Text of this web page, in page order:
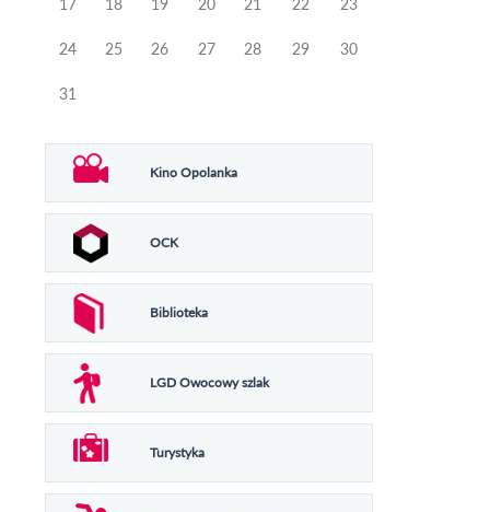
24 25 26 27 28 29 30
31
Kino Opolanka
OCK
Biblioteka
LGD Owocowy szlak
Turystyka